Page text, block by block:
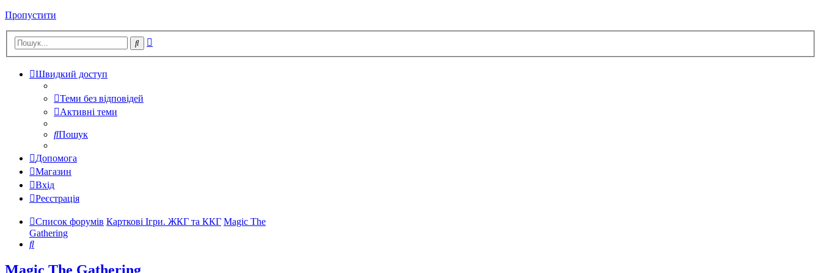
Пропустити
Пошук
Швидкий доступ
Теми без відповідей
Активні теми
Пошук
Допомога
Магазин
Вхід
Реєстрація
Список форумів Карткові Ігри. ЖКГ та ККГ Magic The
Gathering
Пошук
Magic The Gathering